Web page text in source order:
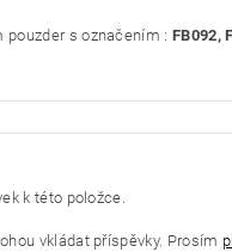
pouzder s označením :FB092,
k této položce.
vkládat příspěvky. Prosím